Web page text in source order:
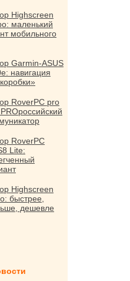
Highscreen
маленький
мобильного
Garmin-ASUS
навигация
RoverPC pro
RoverPC
Lite:
Highscreen
быстрее,
дешевле